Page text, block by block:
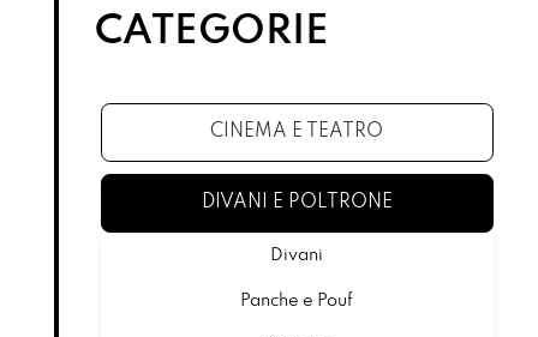
CATEGORIE
CINEMA E TEATRO
DIVANI E POLTRONE
Divani
Panche e Pouf